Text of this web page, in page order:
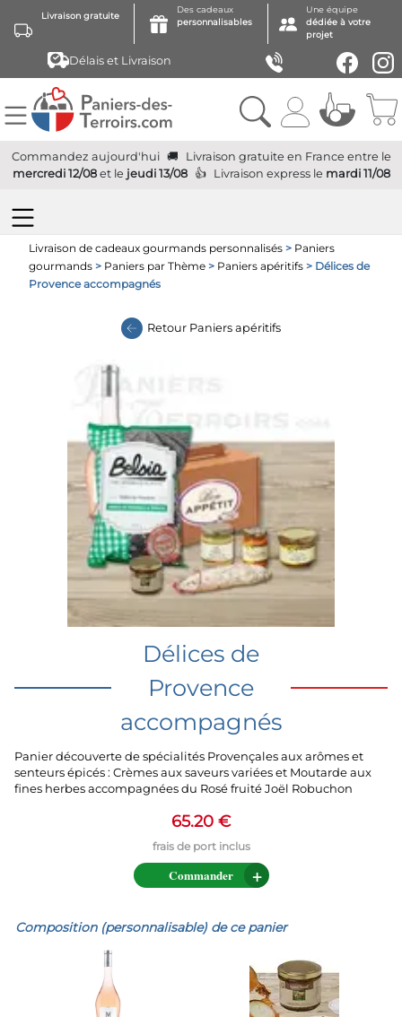
Livraison gratuite
Des cadeaux
personnalisables
Une équipe
dédiée à votre
projet
Délais et Livraison
Commandez aujourd'hui Livraison gratuite en France entre le
mercredi 12/08et le jeudi 13/08 Livraison expressle mardi 11/08
Livraison de cadeaux gourmands personnalisés > Paniers
gourmands > Paniers par Thème > Paniers apéritifs > Délices de
Provence accompagnés
Retour Paniers apéritifs
Délices de
Provence
accompagnés
Panier découverte de spécialités Provençales aux arômes et
senteurs épicés : Crèmes aux saveurs variées et Moutarde aux
fines herbes accompagnées du Rosé fruité Joël Robuchon
65.20 €
Commander
Composition (personnalisable) de ce panier